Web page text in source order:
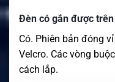
Đèn có gắn được
Có. Phiên bản đóng
Velcro. Các vòng
cách lắp.